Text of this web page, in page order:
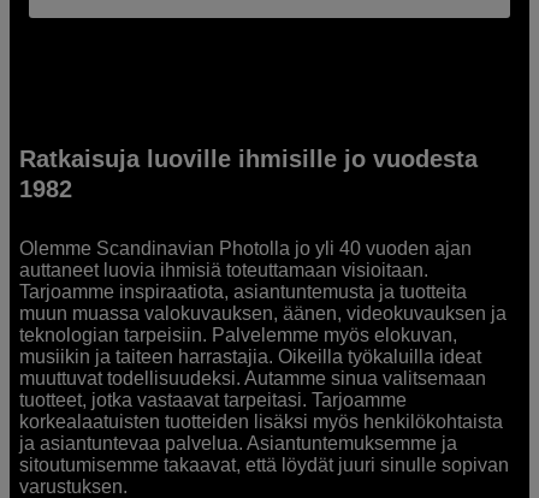
Ratkaisuja luoville ihmisille jo vuodesta
1982
Olemme Scandinavian Photolla jo yli 40 vuoden ajan
auttaneet luovia ihmisiä toteuttamaan visioitaan.
Tarjoamme inspiraatiota, asiantuntemusta ja tuotteita
muun muassa valokuvauksen, äänen, videokuvauksen ja
teknologian tarpeisiin. Palvelemme myös elokuvan,
musiikin ja taiteen harrastajia. Oikeilla työkaluilla ideat
muuttuvat todellisuudeksi. Autamme sinua valitsemaan
tuotteet, jotka vastaavat tarpeitasi. Tarjoamme
korkealaatuisten tuotteiden lisäksi myös henkilökohtaista
ja asiantuntevaa palvelua. Asiantuntemuksemme ja
sitoutumisemme takaavat, että löydät juuri sinulle sopivan
varustuksen.